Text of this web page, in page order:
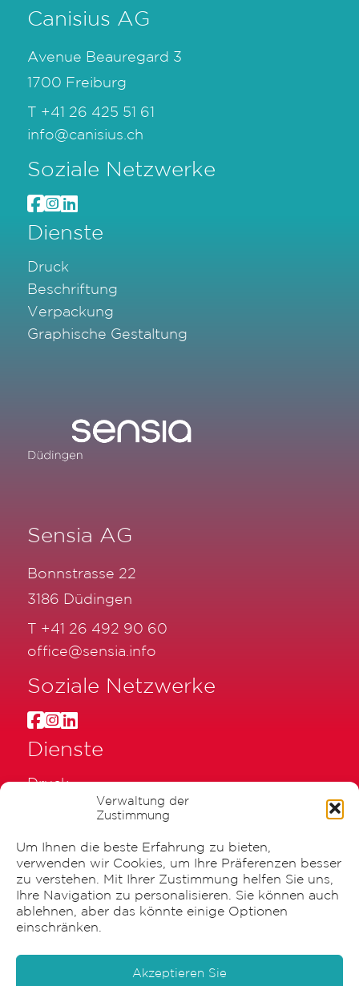
Verwaltung der
Zustimmung
Um Ihnen die beste Erfahrung zu bieten,
verwenden wir Cookies, um Ihre Präferenzen besser
zu verstehen. Mit Ihrer Zustimmung helfen Sie uns,
Ihre Navigation zu personalisieren. Sie können auch
ablehnen, aber das könnte einige Optionen
einschränken.
Akzeptieren Sie
Canisius AG
Avenue Beauregard 3
1700 Freiburg
T +41 26 425 51 61
info@canisius.ch
Soziale Netzwerke
Dienste
Druck
Beschriftung
Verpackung
Graphische Gestaltung
Sensia AG
Bonnstrasse 22
3186 Düdingen
T +41 26 492 90 60
office@sensia.info
Soziale Netzwerke
Dienste
Druck
Beschriftung
Graphische Gestaltung
Impressum & Datenschutz